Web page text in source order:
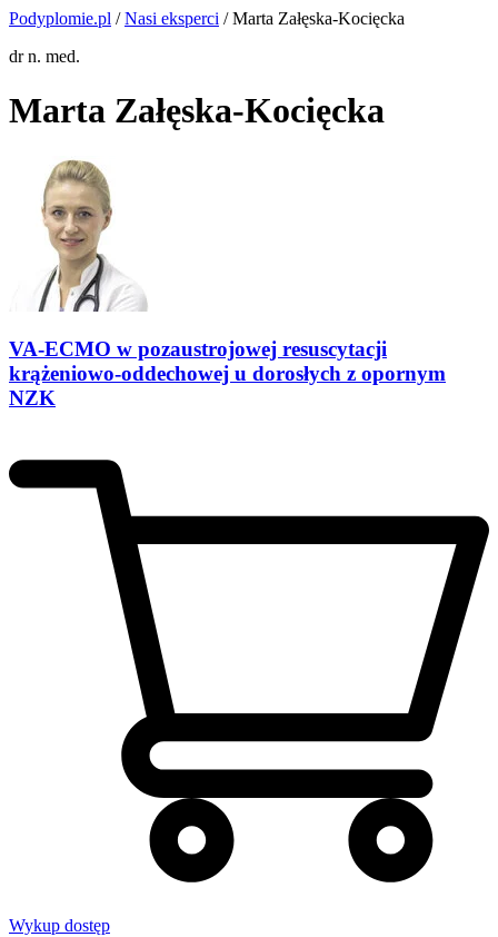
Podyplomie.pl /Nasi eksperci / Marta Załęska-Kocięcka
dr n. med.
Marta Załęska-Kocięcka
VA-ECMO w pozaustrojowej resuscytacji
krążeniowo-oddechowej u dorosłych z opornym
NZK
Wykup dostęp